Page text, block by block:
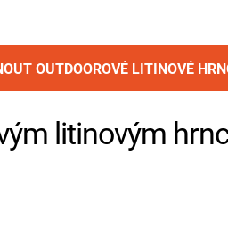
OUTDOOROVÉ LITINOVÉ
litinovým